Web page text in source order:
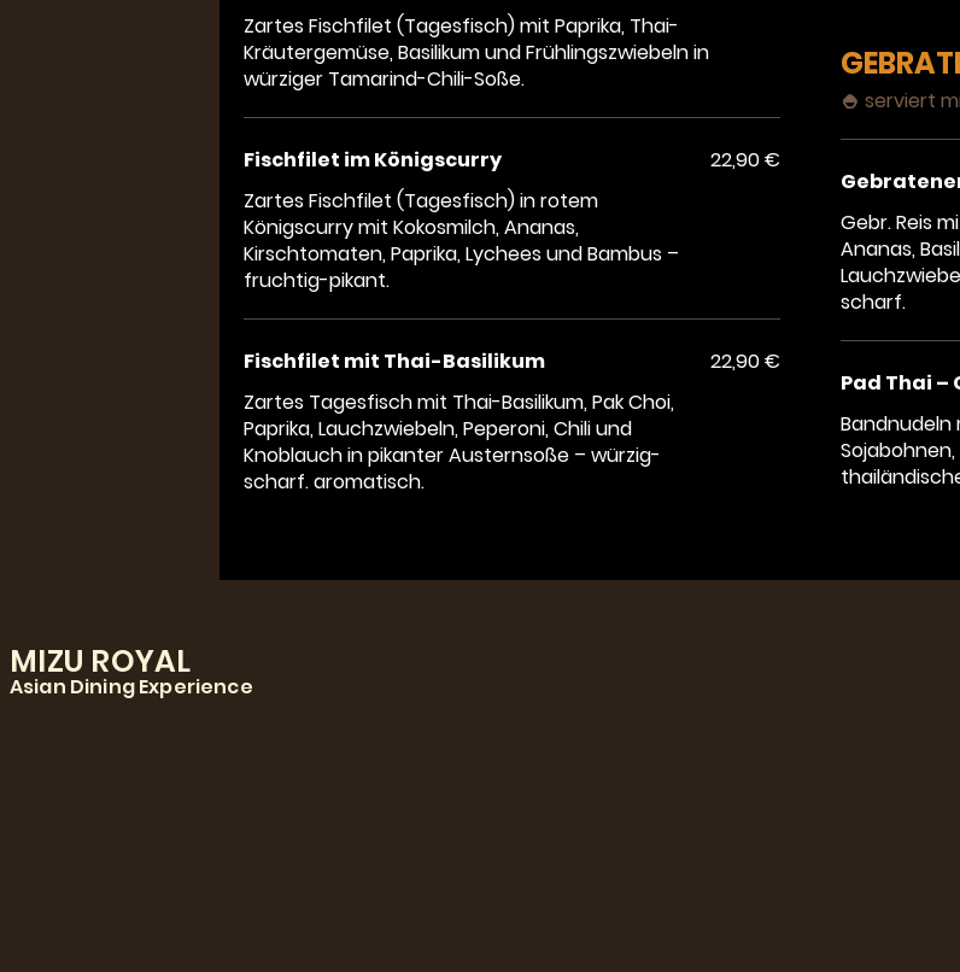
Zartes Fischfilet (Tagesfisch) mit Paprika, Thai-
Kräutergemüse, Basilikum und Frühlingszwiebeln in
würziger Tamarind-Chili-Soße.
Fischfilet im Königscurry
Zartes Fischfilet (Tagesfisch) in rotem
Königscurry mit Kokosmilch, Ananas,
Kirschtomaten, Paprika, Lychees und Bambus –
fruchtig-pikant.
22,90 €
Fischfilet mit Thai-Basilikum
Zartes Tagesfisch mit Thai-Basilikum, Pak Choi,
Paprika, Lauchzwiebeln, Peperoni, Chili und
Knoblauch in pikanter Austernsoße – würzig-
scharf. aromatisch.
22,90 €
🍚 serviert
Gebr. Reis
Ananas,
scharf.
Pad Thai
Bandnudeln
MIZU ROYAL
Asian Dining Experience